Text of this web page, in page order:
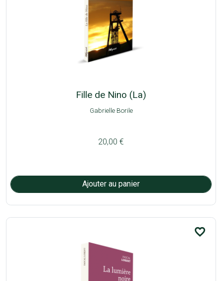
Fille de Nino (La)
Gabrielle Borile
20,00 €
favorite_border